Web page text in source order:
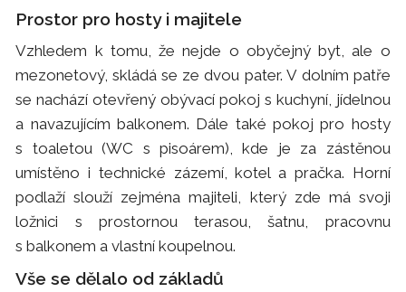
Prostor pro hosty i majitele
Vzhledem k tomu, že nejde o obyčejný byt, ale o
mezonetový, skládá se ze dvou pater. V dolním patře
se nachází otevřený obývací pokoj s kuchyní, jídelnou
a navazujícím balkonem. Dále také pokoj pro hosty
s toaletou (WC s pisoárem), kde je za zástěnou
umístěno i technické zázemí, kotel a pračka. Horní
podlaží slouží zejména majiteli, který zde má svoji
ložnici s prostornou terasou, šatnu, pracovnu
s balkonem a vlastní koupelnou.
Vše se dělalo od základů